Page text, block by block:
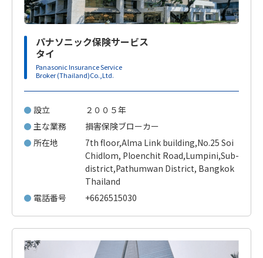
パナソニック保険サービス
タイ
Panasonic Insurance Service
Broker (Thailand)Co.,Ltd.
設立
２００５年
主な業務
損害保険ブローカー
所在地
7th floor,Alma Link building,No.25 Soi
Chidlom, Ploenchit Road,Lumpini,Sub-
district,Pathumwan District, Bangkok
Thailand
電話番号
+6626515030